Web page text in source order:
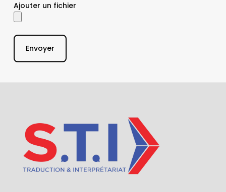
Ajouter un fichier